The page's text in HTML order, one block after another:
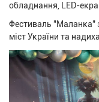
обладнання, LED-
Фестиваль "Маланка"
міст України та